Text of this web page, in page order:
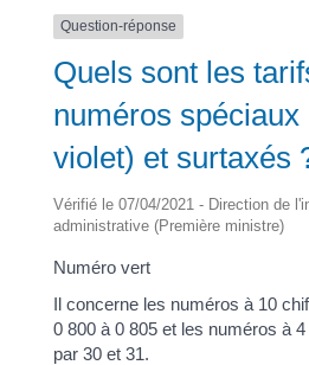
Question-réponse
Quels sont les
numéros spéciaux
violet) et surtaxés
Vérifié le 07/04/2021 - Direction de
administrative (Première ministre)
Numéro vert
Il concerne les numéros à 10
0 800 à 0 805 et les numéros à
par 30 et 31.